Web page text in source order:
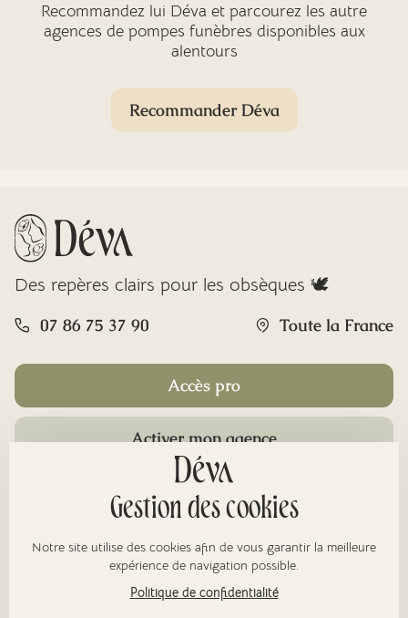
Recommandez lui Déva et parcourez les autre
agences de pompes funèbres disponibles aux
alentours
Recommander Déva
Des repères clairs pour les obsèques 🕊️
07 86 75 37 90 Toute la France
Accès pro
Activer mon agence
Gestion des cookies
Notre site utilise des cookies afin de vous garantir la meilleure
expérience de navigation possible.
Politique de confidentialité